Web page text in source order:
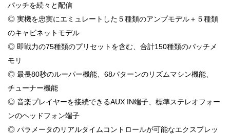
パッチを続々と配信
◎ 実機を忠実にエミュレートした５種類のアンプモデル＋５種類
のキャビネットモデル
◎ 即戦力の75種類のプリセットを含む、合計150種類のパッチメ
モリ
◎ 最長80秒のルーパー機能、68パターンのリズムマシン機能、
チューナー機能
◎ 音楽プレイヤーを接続できるAUX IN端子、標準ステレオフォー
ンのヘッドフォン端子
◎ パラメータのリアルタイムコントロールが可能なエクスプレッ